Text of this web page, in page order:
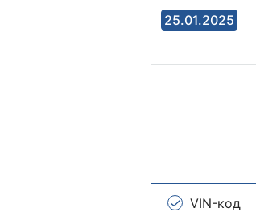
25.01.2025
VIN-код